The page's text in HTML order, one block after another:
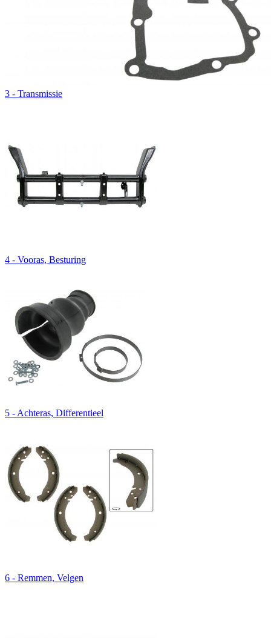
3 - Transmissie
4 - Vooras, Besturing
5 - Achteras, Differentieel
6 - Remmen, Velgen